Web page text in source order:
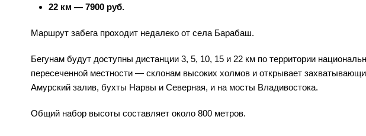
22 км — 7900 руб.
Маршрут забега проходит недалеко от села Барабаш.
Бегунам будут доступны дистанции 3, 5, 10, 15 и 22 км по территории
пересеченной местности — склонам высоких холмов и открывает
Амурский залив, бухты Нарвы и Северная, и на мосты Владивостока.
Общий набор высоты составляет около 800 метров.